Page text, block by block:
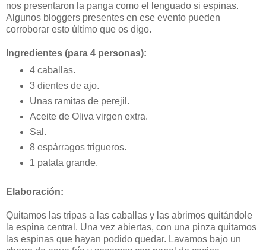
nos presentaron la panga como el lenguado si espinas.
Algunos bloggers presentes en ese evento pueden
corroborar esto último que os digo.
Ingredientes (para 4 personas):
4 caballas.
3 dientes de ajo.
Unas ramitas de perejil.
Aceite de Oliva virgen extra.
Sal.
8 espárragos trigueros.
1 patata grande.
Elaboración:
Quitamos las tripas a las caballas y las abrimos quitándole
la espina central. Una vez abiertas, con una pinza quitamos
las espinas que hayan podido quedar. Lavamos bajo un